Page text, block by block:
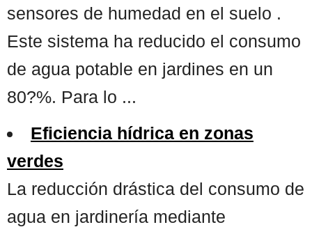
sensores de humedad en el suelo .
Este sistema ha reducido el consumo
de agua potable en jardines en un
80?%. Para lo ...
Eficiencia hídrica en zonas
verdes
La reducción drástica del consumo de
agua en jardinería mediante